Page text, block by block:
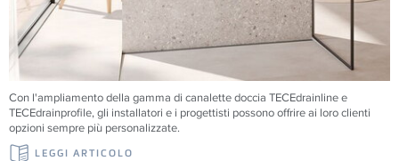
Con l'ampliamento della gamma di canalette doccia TECEdrainline e
TECEdrainprofile, gli installatori e i progettisti possono offrire ai loro clienti
opzioni sempre più personalizzate.
LEGGI ARTICOLO